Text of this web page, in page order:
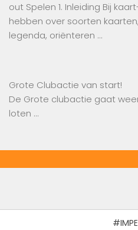
out Spelen 1. Inleiding Bij
hebben over soorten
legenda, oriënteren …
Grote Clubactie van start!
De Grote clubactie gaat
loten …